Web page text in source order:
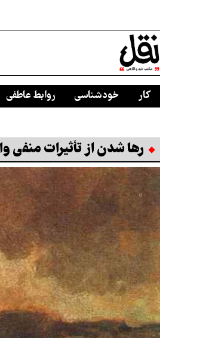
کار خودشناسی روابط عاطفی
رها شدن از تأثیرات منفی